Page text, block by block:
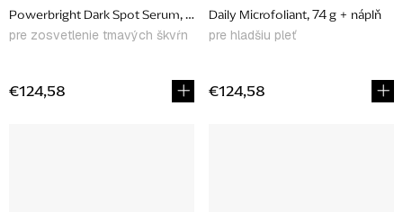
Powerbright Dark Spot Serum, 30 ml
pre zosvetlenie tmavých škvŕn
€124,58
Daily Microfoliant, 74 g + náplň
pre hladšiu pleť
€124,58